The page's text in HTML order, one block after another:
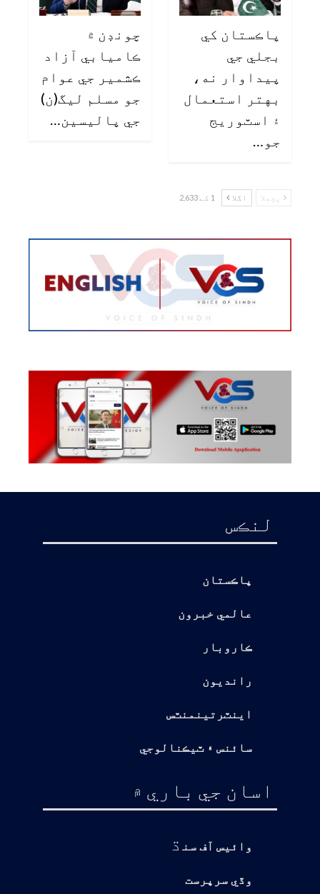
پاڪستان کي
بجلي جي
پيداوار نه،
بهتر استعمال
۽ اسٽوريج
جو…
چونڊن ۾
ڪاميابي آزاد
ڪشمير جي عوام
جو مسلم ليگ(ن)
جي پاليسين…
پچھلا اگلا 1 کے 2,633
لنڪس
پاڪستان
عالمي خبرون
ڪاروبار
رانديون
اينٽرتينمنٽس
سائنس ۽ ٽيڪنالوجي
اسان جي باري ۾
وائيس آف سن ڌ
وڏي سرپرست